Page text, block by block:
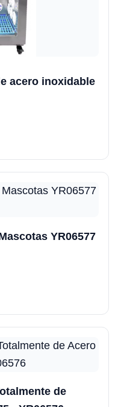
acero inoxidable
YR06577
de